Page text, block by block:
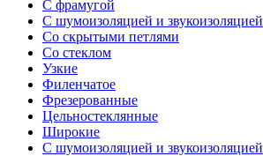
С фрамугой
С шумоизоляцией и звукоизоляцией
Со скрытыми петлями
Со стеклом
Узкие
Филенчатое
Фрезерованные
Цельностеклянные
Широкие
С шумоизоляцией и звукоизоляцией